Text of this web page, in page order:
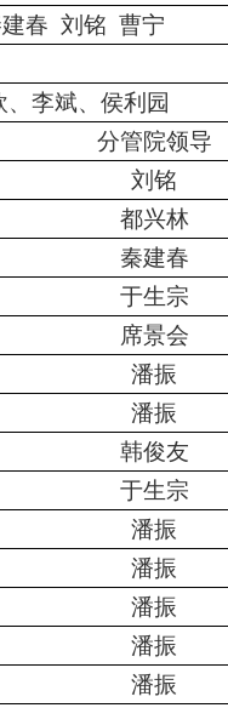
春 刘铭 曹宁
李斌、侯利园
分管院领导
刘铭
都兴林
秦建春
于生宗
席景会
潘振
潘振
韩俊友
于生宗
潘振
潘振
潘振
潘振
潘振